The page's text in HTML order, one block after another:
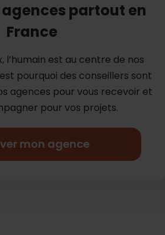
agences partout en
France
l’humain est au centre de nos
pourquoi des conseillers sont
agences pour vous recevoir et
pour vos projets.
mon agence